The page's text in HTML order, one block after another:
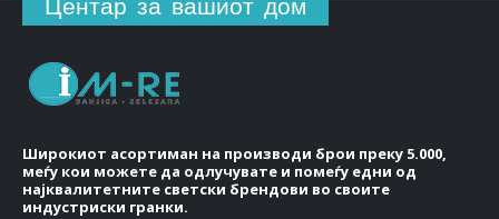
Широкиот асортиман на производи брои преку 5.000,
меѓу кои можете да одлучувате и помеѓу едни од
најквалитетните светски брендови во своите
индустриски гранки.